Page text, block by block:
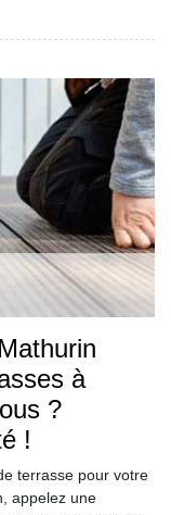
à
?
!
terrasse pour votre
appelez une